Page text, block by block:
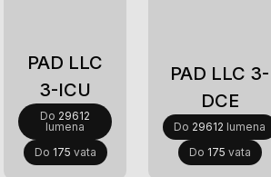
PAD LLC
3-ICU
Do 29612
lumena
Do 175 vata
PAD LLC 3-
DCE
Do 29612 lumena
Do 175 vata